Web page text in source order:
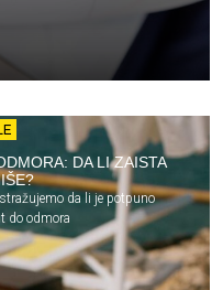
DA LI ZAISTA
da li je potpuno
do odmora